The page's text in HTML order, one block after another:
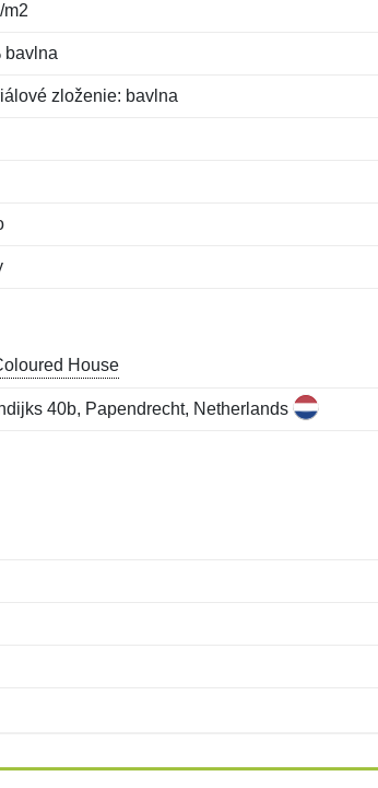
m2
bavlna
zloženie: bavlna
House
40b, Papendrecht, Netherlands